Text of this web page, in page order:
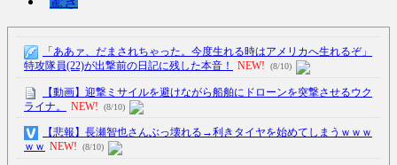
「ああァ、だまされちゃった。今度生れる時はアメリカへ生れるぞ」
特攻隊員(22)が出撃前の日記に残した本音！
NEW! (8/10)
【動画】迎撃ミサイルを避けながら船舶にドローンを突撃させるウク
ライナ。
NEW! (8/10)
【悲報】長瀬智也さんぶっ壊れる→利きタイヤを始めてしまうｗｗｗ
ｗｗ NEW! (8/10)